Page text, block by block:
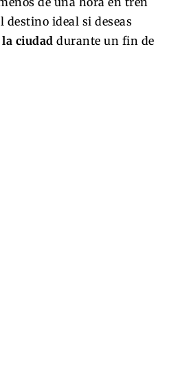
destino ideal si deseas
ciudad durante un fin de